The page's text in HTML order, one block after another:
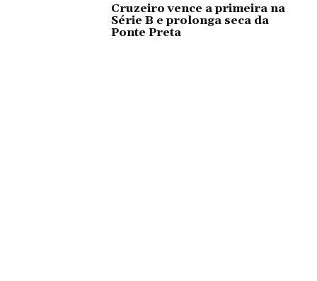
Cruzeiro vence a primeira na
Série B e prolonga seca da
Ponte Preta